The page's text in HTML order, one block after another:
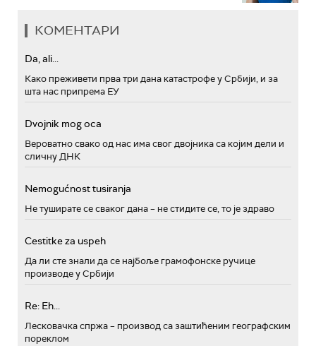
КОМЕНТАРИ
Da, ali...
Како преживети прва три дана катастрофе у Србији, и за
шта нас припрема ЕУ
Dvojnik mog oca
Вероватно свако од нас има свог двојника са којим дели и
сличну ДНК
Nemogućnost tusiranja
Не туширате се сваког дана – не стидите се, то је здраво
Cestitke za uspeh
Да ли сте знали да се најбоље грамофонске ручице
производе у Србији
Re: Eh...
Лесковачка спржа – производ са заштићеним географским
пореклом